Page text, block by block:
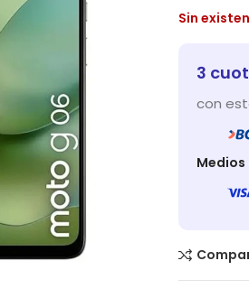
Sin
3
con
Medios